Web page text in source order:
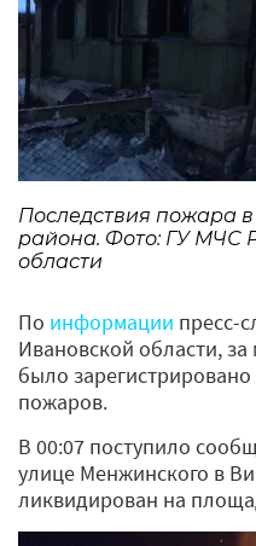
Последствия пожара
района. Фото: ГУ МЧС
области
По информации пресс-
Ивановской области,
было
пожаров.
В 00:07 поступило
улице Менжинского в
ликвидирован на